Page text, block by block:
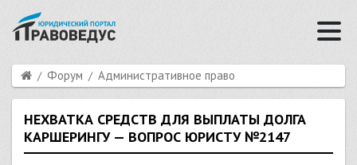
Форум Административное право
НЕХВАТКА СРЕДСТВ ДЛЯ ВЫПЛАТЫ ДОЛГА
КАРШЕРИНГУ — ВОПРОС ЮРИСТУ №2147